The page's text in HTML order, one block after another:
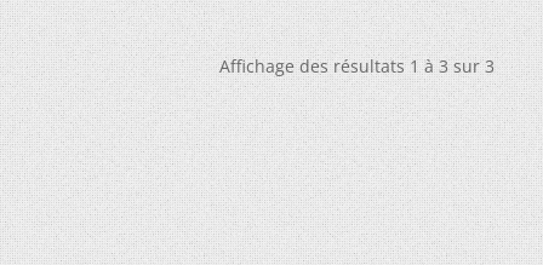
Affichage des résultats 1 à 3 sur 3